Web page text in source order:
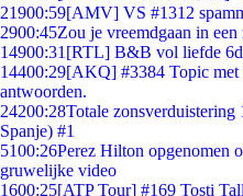
21900:59[AMV] VS #1312
2900:45Zou je vreemdgaan in
14900:31 [RTL] B&B vol liefde
14400:29[AKQ] #3384 Topic met
antwoorden.
24200:28Totale zonsverduistering
Spanje) #1
5100:26Perez Hilton opgenomen
gruwelijke video
1600:25[ATP Tour] #169 Tosti